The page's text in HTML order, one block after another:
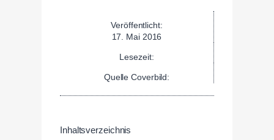
Veröffentlicht:
17. Mai 2016
Lesezeit:
Quelle Coverbild:
Inhaltsverzeichnis